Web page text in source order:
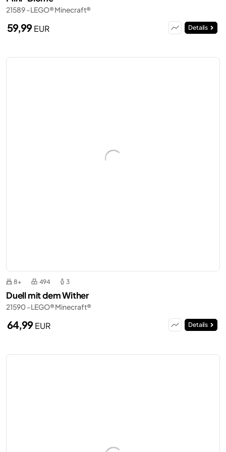
21589 - LEGO® Minecraft®
59,99EUR Details
8+ 494 3
Duell mit dem Wither
21590 - LEGO® Minecraft®
64,99EUR Details